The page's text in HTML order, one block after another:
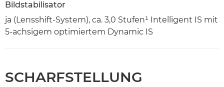
Bildstabilisator
ja (Lensshift-System), ca. 3,0 Stufen¹ Intelligent IS mit
5-achsigem optimiertem Dynamic IS
SCHARFSTELLUNG